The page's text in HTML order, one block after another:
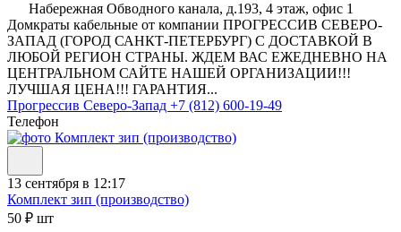
Набережная Обводного канала, д.193, 4 этаж, офис 1
Домкраты кабельные от компании ПРОГРЕССИВ СЕВЕРО-
ЗАПАД (ГОРОД САНКТ-ПЕТЕРБУРГ) С ДОСТАВКОЙ В
ЛЮБОЙ РЕГИОН СТРАНЫ. ЖДЕМ ВАС ЕЖЕДНЕВНО НА
ЦЕНТРАЛЬНОМ САЙТЕ НАШЕЙ ОРГАНИЗАЦИИ!!!
ЛУЧШАЯ ЦЕНА!!! ГАРАНТИЯ...
Прогрессив Северо-Запад +7 (812) 600-19-49
Телефон
13 сентября в 12:17
Комплект зип (производство)
50 ₽ шт